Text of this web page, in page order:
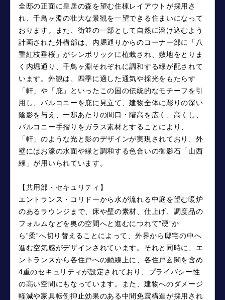
全邸の正面に皇居の森を望む住棟レイアウトが採用さ
れ、千鳥ヶ淵の壮大な景観を一望できる住まいになって
おります。また、街並の一部として自然に溶け込むよう
計画された外構部は、内堀通りからのコーナー部に「八
重紅枝垂桜」がシンボリックに植栽され、敷地をとりま
く内堀通り、千鳥ヶ淵それぞれに調和する緑が配されて
います。外観は、四季に適した通気や採光をもたらす
「軒」や「庇」といったこの国の伝統的なモチーフを引
用し、バルコニーを庇に見立て、建物全体に彫りの深い
陰影を与え、一邸あたりの間口・階高を広く、高くし、
バルコニー手摺りをガラス素材とすることにより、
「軒」のような光と影のデザインが実現されており、外
壁にはお濠の水面や緑と調和する色合いの御影石「山西
緑」が用いられています。
【共用部・セキュリティ】
エントランス・コリドーから水が流れる中庭を望む暖炉
のあるラウンジまで、床や壁の素材、仕上げ、調度品の
フォルムなどを奥の空間へと進むにつれて”硬”か
ら”柔”へ切り替えることによって、外界から邸宅の中へ
進む空気感がデザインされています。それと同時に、エ
ントランスから各住戸への動線上に、各住戸玄関を含め
4重のセキュリティが設定されており、プライバシー性
の高い空間にもなっています。また、建物へのダメージ
軽減や家具転倒抑止効果のある中間免震構造が採用され